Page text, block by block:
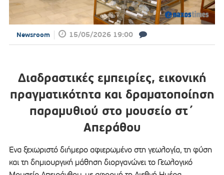
Newsroom 15/05/2026 19:00
Διαδραστικές εμπειρίες, εικονική
πραγματικότητα και δραματοποίηση
παραμυθιού στο μουσείο στ΄
Απεράθου
Ένα ξεχωριστό διήμερο αφιερωμένο στη γεωλογία, τη φύση
και τη δημιουργική μάθηση διοργανώνει το Γεωλογικό